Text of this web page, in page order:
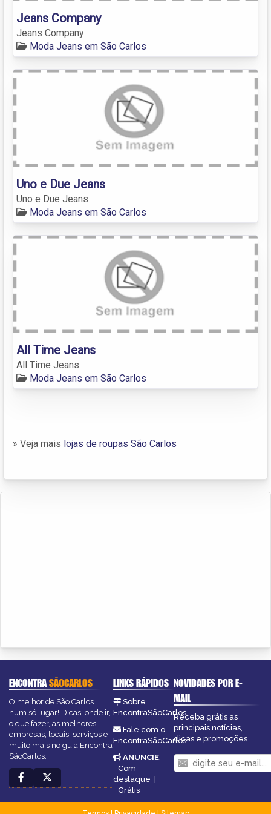
Jeans Company
Jeans Company
Moda Jeans em São Carlos
Uno e Due Jeans
Uno e Due Jeans
Moda Jeans em São Carlos
All Time Jeans
All Time Jeans
Moda Jeans em São Carlos
» Veja mais lojas de roupas São Carlos
ENCONTRASÃOCARLOS
O melhor de São Carlos
num só lugar! Dicas, onde ir,
o que fazer, as melhores
empresas, locais, serviços e
muito mais no guia Encontra
SãoCarlos.
LINKS RÁPIDOS
Sobre
EncontraSãoCarlos
Fale com o
EncontraSãoCarlos
ANUNCIE:
Com
destaque |
Grátis
NOVIDADES POR E-
MAIL
Receba grátis as
principais notícias,
dicas e promoções